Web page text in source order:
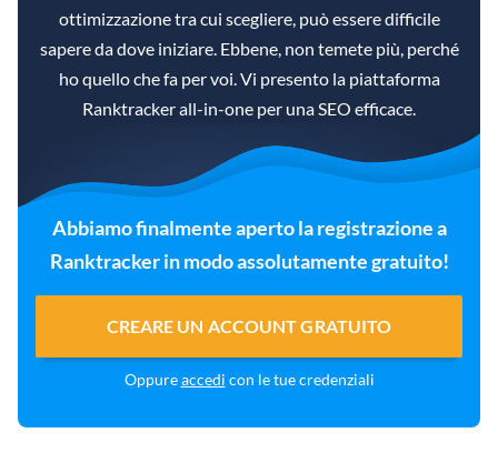
ottimizzazione tra cui scegliere, può essere difficile
sapere da dove iniziare. Ebbene, non temete più, perché
ho quello che fa per voi. Vi presento la piattaforma
Ranktracker all-in-one per una SEO efficace.
Abbiamo finalmente aperto la registrazione a
Ranktracker in modo assolutamente gratuito!
CREARE UN ACCOUNT GRATUITO
Oppureaccedi con le tue credenziali